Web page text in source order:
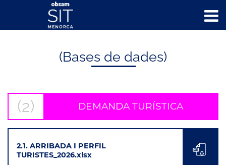
(Bases de dades)
(2) DEMANDA TURÍSTICA
2.1. ARRIBADA I PERFIL
TURISTES_2026.xlsx